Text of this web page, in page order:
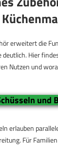
erweitert die
deutlich. Hier
Nutzen und
und
erlauben
Für